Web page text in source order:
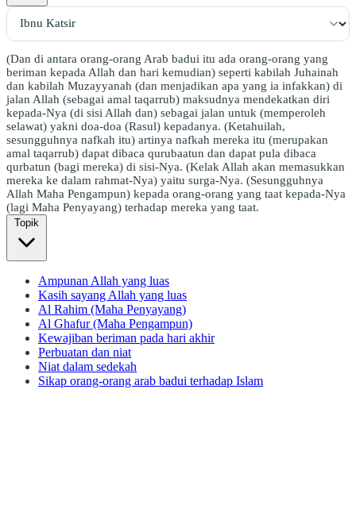
(Dan di antara orang-orang Arab badui itu ada orang-orang yang
beriman kepada Allah dan hari kemudian) seperti kabilah Juhainah
dan kabilah Muzayyanah (dan menjadikan apa yang ia infakkan) di
jalan Allah (sebagai amal taqarrub) maksudnya mendekatkan diri
kepada-Nya (di sisi Allah dan) sebagai jalan untuk (memperoleh
selawat) yakni doa-doa (Rasul) kepadanya. (Ketahuilah,
sesungguhnya nafkah itu) artinya nafkah mereka itu (merupakan
amal taqarrub) dapat dibaca qurubaatun dan dapat pula dibaca
qurbatun (bagi mereka) di sisi-Nya. (Kelak Allah akan memasukkan
mereka ke dalam rahmat-Nya) yaitu surga-Nya. (Sesungguhnya
Allah Maha Pengampun) kepada orang-orang yang taat kepada-Nya
(lagi Maha Penyayang) terhadap mereka yang taat.
Topik
Ampunan Allah yang luas
Kasih sayang Allah yang luas
Al Rahim (Maha Penyayang)
Al Ghafur (Maha Pengampun)
Kewajiban beriman pada hari akhir
Perbuatan dan niat
Niat dalam sedekah
Sikap orang-orang arab badui terhadap Islam